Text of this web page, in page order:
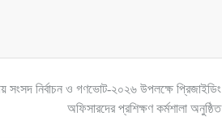
সংসদ নির্বাচন ও গণভোট-২০২৬ উপলক্ষে প্রিজাইডিং
অফিসারদের প্রশিক্ষণ কর্মশালা অনুষ্ঠিত